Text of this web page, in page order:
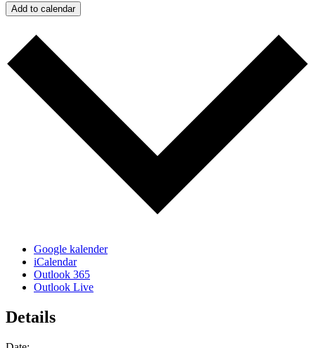
Add to calendar
Google kalender
iCalendar
Outlook 365
Outlook Live
Details